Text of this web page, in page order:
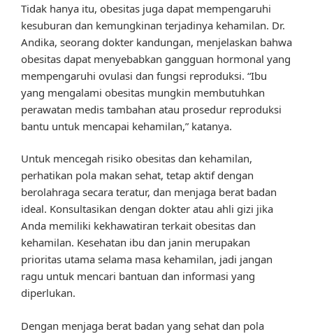
Tidak hanya itu, obesitas juga dapat mempengaruhi
kesuburan dan kemungkinan terjadinya kehamilan. Dr.
Andika, seorang dokter kandungan, menjelaskan bahwa
obesitas dapat menyebabkan gangguan hormonal yang
mempengaruhi ovulasi dan fungsi reproduksi. “Ibu
yang mengalami obesitas mungkin membutuhkan
perawatan medis tambahan atau prosedur reproduksi
bantu untuk mencapai kehamilan,” katanya.
Untuk mencegah risiko obesitas dan kehamilan,
perhatikan pola makan sehat, tetap aktif dengan
berolahraga secara teratur, dan menjaga berat badan
ideal. Konsultasikan dengan dokter atau ahli gizi jika
Anda memiliki kekhawatiran terkait obesitas dan
kehamilan. Kesehatan ibu dan janin merupakan
prioritas utama selama masa kehamilan, jadi jangan
ragu untuk mencari bantuan dan informasi yang
diperlukan.
Dengan menjaga berat badan yang sehat dan pola